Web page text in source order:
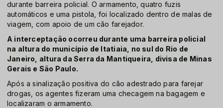
durante barreira policial. O armamento, quatro fuzis
automáticos e uma pistola, foi localizado dentro de malas de
viagem, com apoio de um cão farejador.
A interceptação ocorreu durante uma barreira policial
na altura do município de Itatiaia, no sul do Rio de
Janeiro, altura da Serra da Mantiqueira, divisa de Minas
Gerais e São Paulo.
Após a sinalização positiva do cão adestrado para farejar
drogas, os agentes fizeram uma checagem na bagagem e
localizaram o armamento.